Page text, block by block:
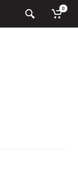
0